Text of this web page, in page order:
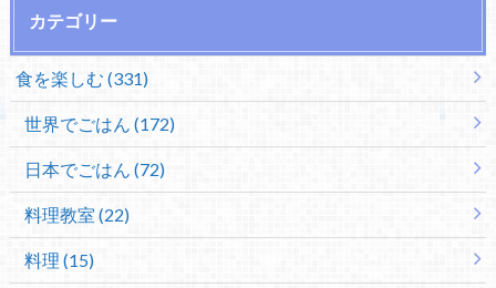
カテゴリー
食を楽しむ (331)
世界でごはん (172)
日本でごはん (72)
料理教室 (22)
料理 (15)